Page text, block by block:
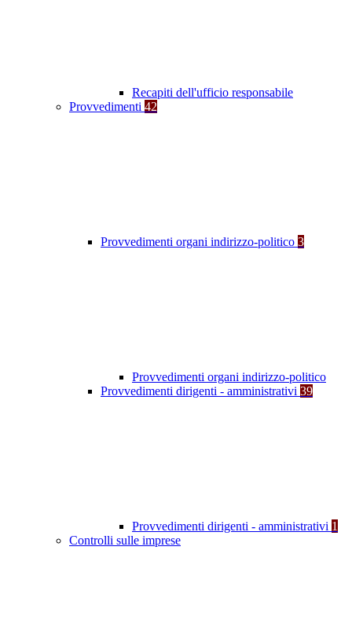
Recapiti dell'ufficio responsabile
Provvedimenti 42
Provvedimenti organi indirizzo-politico 3
Provvedimenti organi indirizzo-politico
Provvedimenti dirigenti - amministrativi 39
Provvedimenti dirigenti - amministrativi 1
Controlli sulle imprese